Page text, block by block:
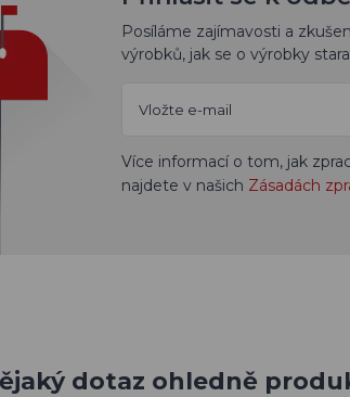
Posíláme zajímavosti a
výrobků, jak se o výrobky
Více informací o tom, jak
najdete v našich Zásadách
dotaz ohledně